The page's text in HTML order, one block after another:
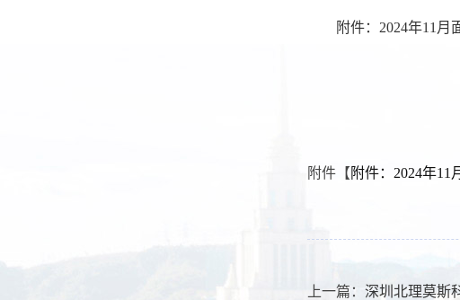
附件： 2024年11月
附件【 附件：2024年
上一篇： 深圳北理莫斯